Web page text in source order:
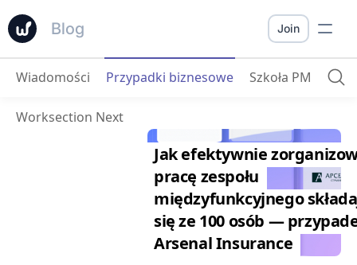
Blog Join
Wiadomości Przypadki biznesowe Szkoła PM
Worksection Next
Jak efektywnie
pracę zespołu
międzyfunkcyjnego
się ze 100 osób —
Arsenal Insurance